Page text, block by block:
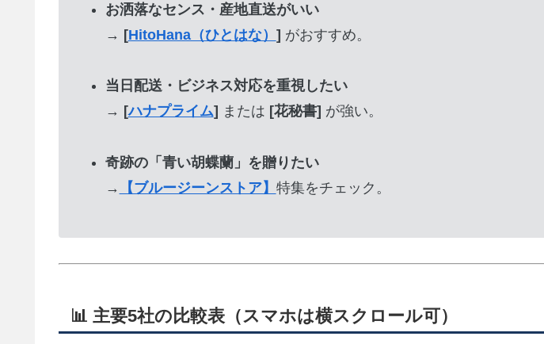
お洒落なセンス・産地直送がいい
→ [HitoHana（ひとはな） ] がおすすめ。
当日配送・ビジネス対応を重視したい
→ [ハナプライム] または [花秘書] が強い。
奇跡の「青い胡蝶蘭」を贈りたい
→
【ブルージーンストア】 特集をチェック。
📊 主要5社の比較表（スマホは横スクロール可）